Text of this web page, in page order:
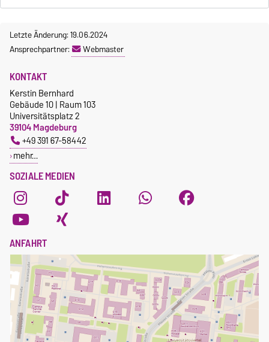
Letzte Änderung: 19.06.2024
Ansprechpartner:
Webmaster
SOZIALE MEDIEN
KONTAKT
Kerstin Bernhard
Gebäude 10 | Raum 103
Universitätsplatz 2
39104 Magdeburg
+49 391 67-58442
mehr…
ANFAHRT